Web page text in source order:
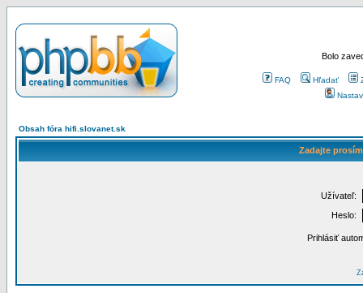
Bolo
FAQ Hľadať
Obsah fóra hifi.slovanet.sk
Zadajte
Užívateľ:
Heslo:
Prihlásiť